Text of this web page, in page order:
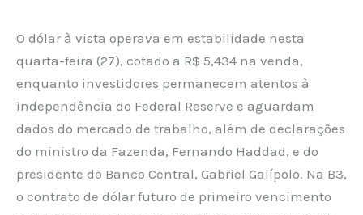
O dólar à vista operava em estabilidade nesta
quarta-feira (27), cotado a R$ 5,434 na venda,
enquanto investidores permanecem atentos à
independência do Federal Reserve e aguardam
dados do mercado de trabalho, além de declarações
do ministro da Fazenda, Fernando Haddad, e do
presidente do Banco Central, Gabriel Galípolo. Na B3,
o contrato de dólar futuro de primeiro vencimento